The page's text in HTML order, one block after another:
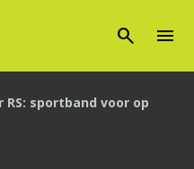
search menu
RS: sportband voor op